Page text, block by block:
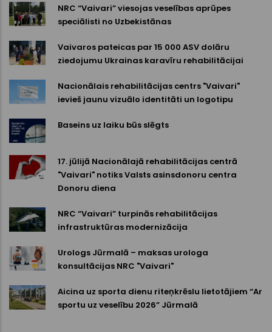
NRC “Vaivari” viesojas veselības aprūpes
speciālisti no Uzbekistānas
Vaivaros pateicas par 15 000 ASV dolāru
ziedojumu Ukrainas karavīru rehabilitācijai
Nacionālais rehabilitācijas centrs "Vaivari"
ievieš jaunu vizuālo identitāti un logotipu
Baseins uz laiku būs slēgts
17. jūlijā Nacionālajā rehabilitācijas centrā
"Vaivari" notiks Valsts asinsdonoru centra
Donoru diena
NRC “Vaivari” turpinās rehabilitācijas
infrastruktūras modernizācija
Urologs Jūrmalā – maksas urologa
konsultācijas NRC "Vaivari"
Aicina uz sporta dienu riteņkrēslu lietotājiem “Ar
sportu uz veselību 2026” Jūrmalā